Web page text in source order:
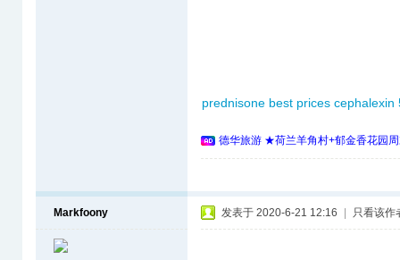
prednisone best prices cephalexin
德华旅游 ★荷兰羊角村+郁金香花园
Markfoony 发表于 2020-6-21 12:16 只看该作